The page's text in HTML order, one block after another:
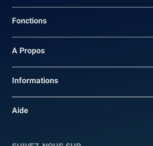
Fonctions
A Propos
Informations
Aide